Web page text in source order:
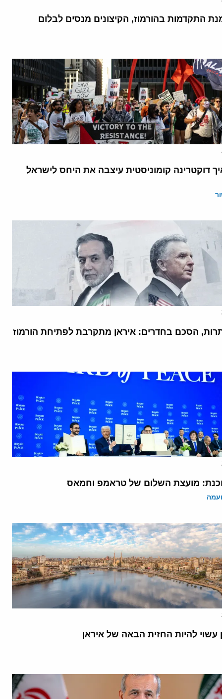
התקדמות בהורמוז, הקיצונים מנסים לבלום
דוקטרינה קומוניסטית עיצבה את היחס לישראל
הסכם בחדרים: איראן מתקרבת לפתיחת הורמוז
מועצת השלום של טראמפ וחמאס
עשוי להיות החזית הבאה של איראן